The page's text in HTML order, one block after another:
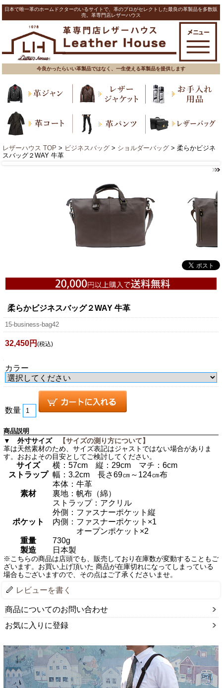
日本で唯一革のホームドクターのいるサイトで、革のプロがセレクトした最良の革製品を多数販
売。革専門店レザーハウス
今良かったらいい革製品ではなく、一生使える革製品を提供します
レザーハウス TOP > ビジネスバッグ > ショルダーバッグ > 柔らかビジネ
スバッグ２WAY 牛革
柔らかビジネスバッグ２WAY 牛革
15-business-bag42
32,450円 (税込)
カラー
数量
商品説明
▼ 外寸サイズ
【サイズの測り方について】
革は天然素材のため、サイズ表記はジャストではない場合がありま
す。おおよその目安としてご検討してください。
サイズ
横：57cm 縦：29cm マチ：6cm
ストラップ 幅：3.2cm 長さ69㎝～124㎝布
素材
本体：牛革
裏地：帆布（綿）
ストラップ：アクリル
ポケット
外側：ファスナーポケット縦
内側：ファスナーポケット×1
オープンポケット×2
重量
730g
製造
日本製
※こちらの商品は店頭でも、販売しており在庫数が変動することもご
ざいます。お買い上げ頂いた 商品が在庫切れになってしまっている
場合もございますので、その点はご了承くださいませ。
レビューを書く
商品についてのお問い合わせ
お気に入りに登録